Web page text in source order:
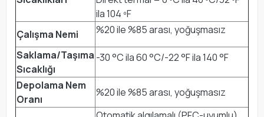
ila 104 ºF
Çalışma Nemi
%20 ile %85 arası, yoğuşmasız
Saklama/Taşıma
Sıcaklığı
-30 °C ila 60 °C/-22 °F ila 140 °F
Depolama Nem
Oranı
%20 ile %85 arası, yoğuşmasız